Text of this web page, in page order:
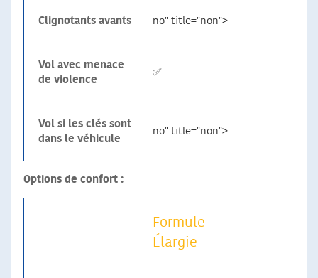
Clignotants avants no" title="non">
Vol avec menace
de violence
✅
Vol si les clés sont
dans le véhicule
no" title="non">
Options de confort :
Formule
Élargie